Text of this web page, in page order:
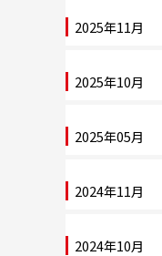
2025年11月
2025年10月
2025年05月
2024年11月
2024年10月